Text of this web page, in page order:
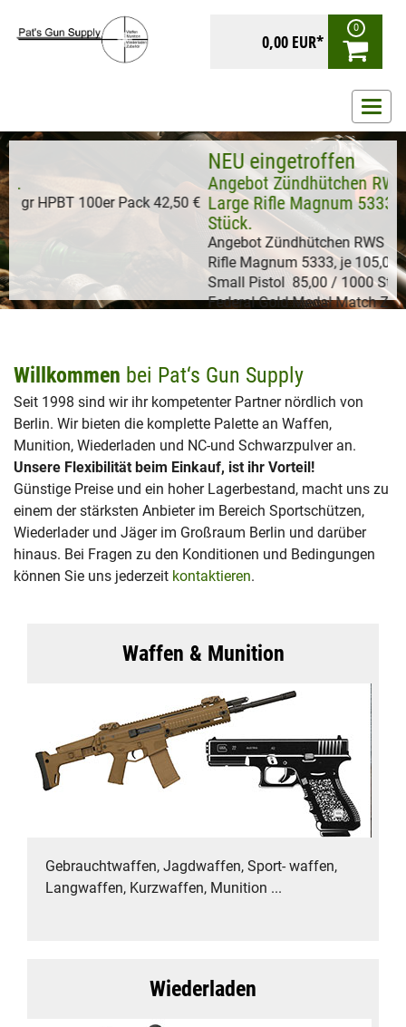
0,00 EUR*
0
ein-/
Zünder
Diverse Zünder am Lager.
Hornady Geschosse .30 168 gr HPBT 100er Pack 42,50 €
...
Rifle
Willkommen bei Pat‘s Gun Supply
Seit 1998 sind wir ihr kompetenter Partner nördlich von
Berlin. Wir bieten die komplette Palette an Waffen,
Munition, Wiederladen und NC-und Schwarzpulver an.
Unsere Flexibilität beim Einkauf, ist ihr Vorteil!
Günstige Preise und ein hoher Lagerbestand, macht uns zu
einem der stärksten Anbieter im Bereich Sportschützen,
Wiederlader und Jäger im Großraum Berlin und darüber
hinaus. Bei Fragen zu den Konditionen und Bedingungen
können Sie uns jederzeit kontaktieren.
Waffen & Munition
Gebrauchtwaffen, Jagdwaffen, Sport- waffen,
Langwaffen, Kurzwaffen, Munition ...
Wiederladen